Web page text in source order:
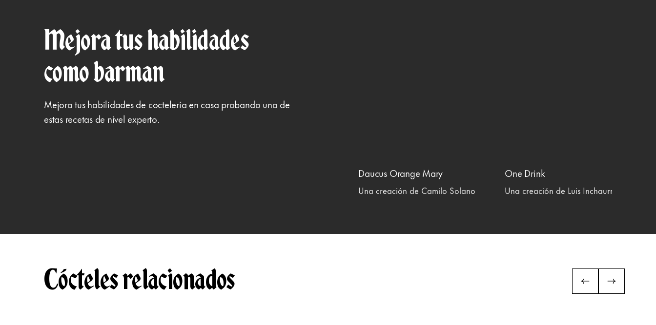
Mejora tus habilidades
como barman
Mejora tus habilidades de coctelería en casa probando una de
estas recetas de nivel experto.
Daucus Orange Mary
Una creación de Camilo Solano
One Drink
Una creación de Luis Inchaurraga
Cócteles relacionados